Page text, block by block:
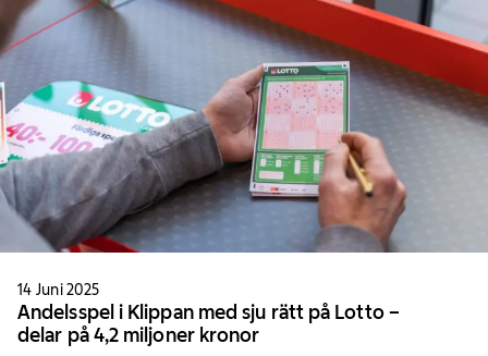
14 Juni 2025
Andelsspel i Klippan med sju rätt på Lotto –
delar på 4,2 miljoner kronor